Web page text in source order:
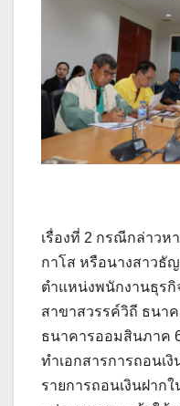
เรื่องที่ 2 กรณีกล่าว
กาโส หรือนางสาวธั
ตำแหน่งพนักงานธุร
สาขาสวรรค์วิถี ธนา
ธนาคารออมสินภาค
ทำเอกสารการถอนเ
รายการถอนเงินฝา